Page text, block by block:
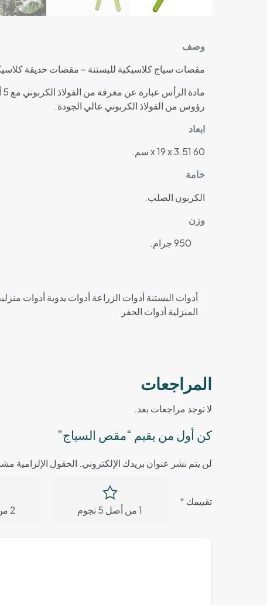
وصف
مقصات سياج كلاسيكية للبستنة – مقصات حديقة
مادة الرأس عبارة عن مغرفة من الفولاذ الكربوني مع 5 أسنان مخلبية مسطحة ومرنة.
رؤوس من الفولاذ الكربوني عالي الجودة.
ابعاد
60 x 19 x 3.51 سم.
خامة
الكربون الصلب.
وزن
950 جرام.
أدوات البستنة أدوات الزراعة أدوات يدوية أدوات
المنزلية أدوات الحفر
المراجعات
لا توجد مراجعات بعد.
كن أول من يقيم “مقص السياج”
لن يتم نشر عنوان بريدك الإلكتروني. الحقول الإلزامية
تقييمك *
1 من أصل 5 نجوم 2 من أصل 5 نجوم